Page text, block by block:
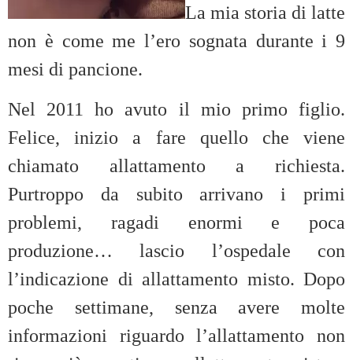
La mia storia di latte
non è come me l’ero sognata durante i 9
mesi di pancione.
Nel 2011 ho avuto il mio primo figlio.
Felice, inizio a fare quello che viene
chiamato allattamento a richiesta.
Purtroppo da subito arrivano i primi
problemi, ragadi enormi e poca
produzione… lascio l’ospedale con
l’indicazione di allattamento misto. Dopo
poche settimane, senza avere molte
informazioni riguardo l’allattamento non